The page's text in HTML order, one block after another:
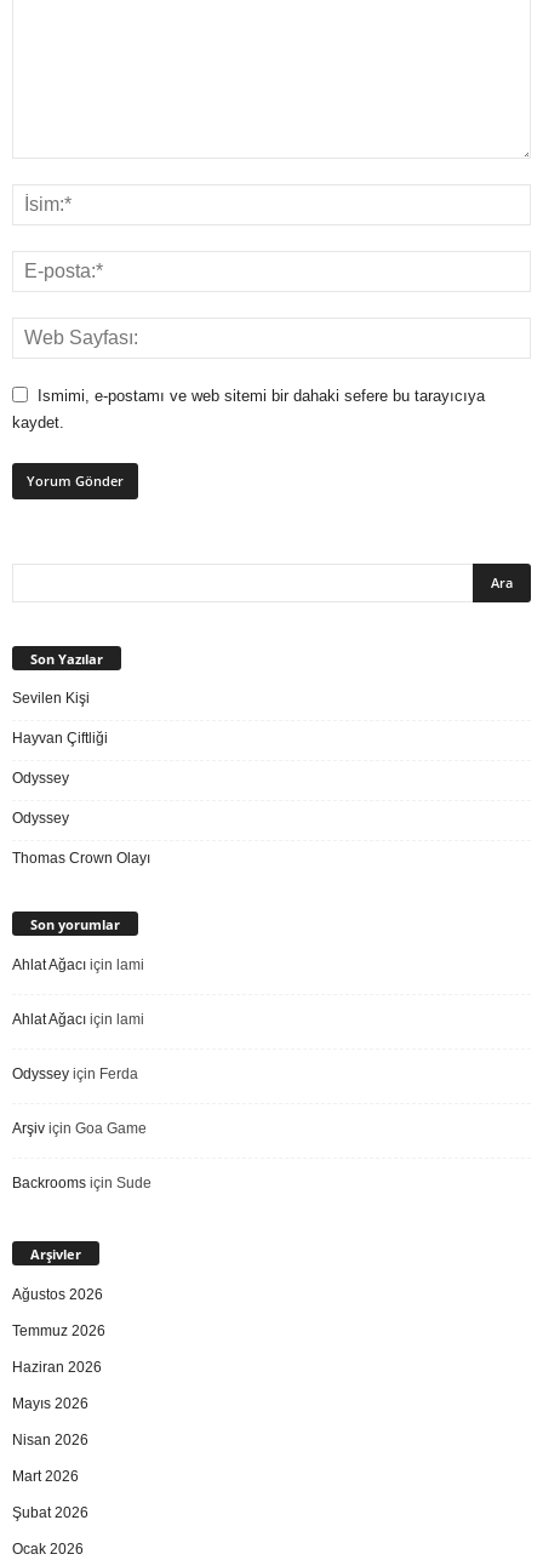
Ismimi, e-postamı ve web sitemi bir dahaki sefere bu tarayıcıya
kaydet.
Son Yazılar
Sevilen Kişi
Hayvan Çiftliği
Odyssey
Odyssey
Thomas Crown Olayı
Son yorumlar
Ahlat Ağacı için lami
Ahlat Ağacı için lami
Odyssey için Ferda
Arşiv için Goa Game
Backrooms için Sude
Arşivler
Ağustos 2026
Temmuz 2026
Haziran 2026
Mayıs 2026
Nisan 2026
Mart 2026
Şubat 2026
Ocak 2026